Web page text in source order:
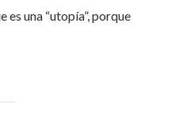
es una “utopía”, porque